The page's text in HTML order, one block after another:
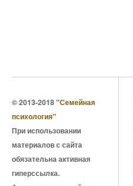
© 2013-2018"Семейная
психология"
При использовании
материалов с сайта
обязательна активная
гиперссылка.